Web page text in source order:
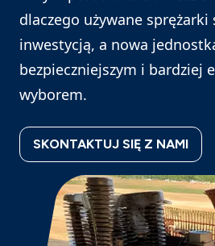
dlaczego używane sprężarki
inwestycją, a nowa
bezpieczniejszym i bardziej
wyborem.
SKONTAKTUJ SIĘ Z NAMI